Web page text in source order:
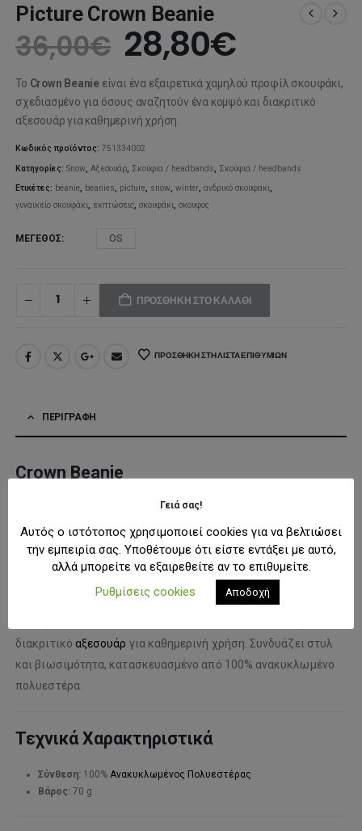
Picture Crown Beanie
36,00€ Original
price
was:
36,00€.
28,80€Η
τιμή
28,80€.
Το Crown Beanie είναι ένα εξαιρετικά χαμηλού προφίλ σκουφάκι,
σχεδιασμένο για όσους αναζητούν ένα κομψό και διακριτικό
αξεσουάρ για καθημερινή χρήση.
Κωδικός προϊόντος:751334002
Κατηγορίες:Snow,Αξεσουάρ, Σκούφια / headbands, Σκούφια / headbands
Ετικέτες: beanie, beanies, picture, snow,winter,ανδρικό σκουφακι,
γυναικείο σκουφάκι, εκπτώσεις,σκουφάκι,σκουφος
ΜΈΓΕΘΟΣ OS
ΠΡΟΣΘΉΚΗ ΣΤΟ ΚΑΛΆΘΙ
ΠΡΟΣΘΉΚΗ ΣΤΗ ΛΊΣΤΑ ΕΠΙΘΥΜΙΏΝ
ΠΕΡΙΓΡΑΦΉ
Crown Beanie
Μινιμαλιστική σχεδίαση για μοντέρνο στυλ.
Περιγραφή
είναι ένα εξαιρετικά χαμηλού προφίλ
διακριτικό αξεσουάρ για καθημερινή χρήση. Συνδυάζει στυλ
και βιωσιμότητα, κατασκευασμένο από 100% ανακυκλωμένο
πολυεστέρα.
Τεχνικά Χαρακτηριστικά
Σύνθεση:100% Ανακυκλωμένος Πολυεστέρας
Βάρος:70 g
Γειά σας!
Αυτός ο ιστότοπος χρησιμοποιεί cookies για να βελτιώσει
την εμπειρία σας. Υποθέτουμε ότι είστε εντάξει με αυτό,
αλλά μπορείτε να εξαιρεθείτε αν το επιθυμείτε.
Ρυθμίσεις cookies
Αποδοχή